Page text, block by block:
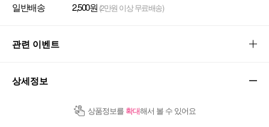
일반배송 2,500원 (2만원 이상 무료배송)
관련 이벤트
상세정보
상품정보를 확대해서 볼 수 있어요